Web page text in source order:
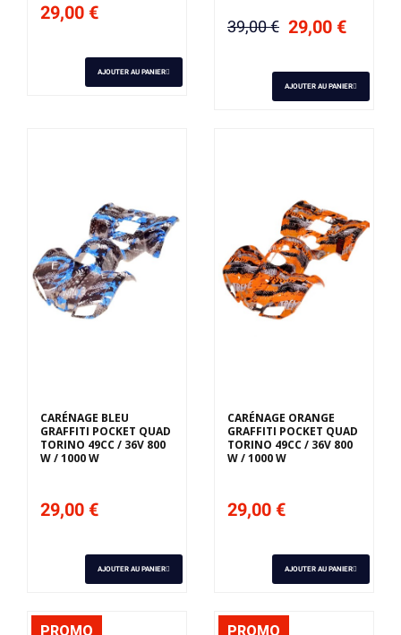
29,00 €
AJOUTER AU PANIER
39,00 € 29,00 €
AJOUTER AU PANIER
CARÉNAGE BLEU
GRAFFITI POCKET QUAD
TORINO 49CC / 36V 800
W / 1000 W
29,00 €
AJOUTER AU PANIER
CARÉNAGE ORANGE
GRAFFITI POCKET QUAD
TORINO 49CC / 36V 800
W / 1000 W
29,00 €
AJOUTER AU PANIER
PROMO PROMO